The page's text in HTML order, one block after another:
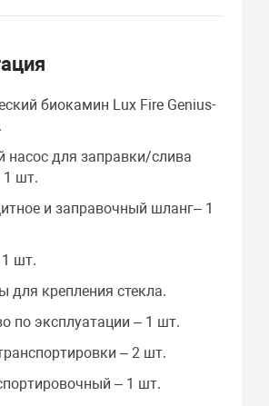
биокамин Lux Fire Genius-
насос для заправки/слива
1 шт.
и заправочный шланг– 1
шт.
для крепления стекла.
по эксплуатации – 1 шт.
– 2 шт.
– 1 шт.